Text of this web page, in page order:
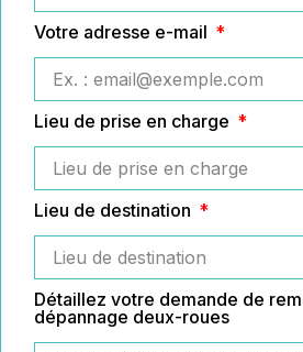
Votre adresse e-mail
Lieu de prise en charge
Lieu de destination
Détaillez votre demande de
dépannage deux-roues